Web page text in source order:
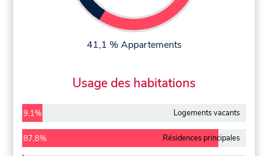
41,1 % Appartements
Usage des habitations
9,1% Logements vacants
87,8% Résidences principales